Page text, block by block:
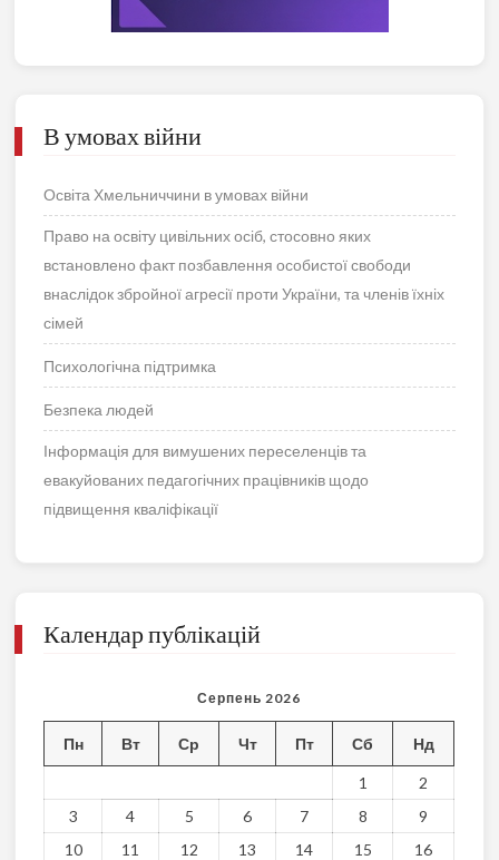
В умовах війни
Освіта Хмельниччини в умовах війни
Право на освіту цивільних осіб, стосовно яких
встановлено факт позбавлення особистої свободи
внаслідок збройної агресії проти України, та членів їхніх
сімей
Психологічна підтримка
Безпека людей
Інформація для вимушених переселенців та
евакуйованих педагогічних працівників щодо
підвищення кваліфікації
Календар публікацій
Серпень 2026
Пн Вт Ср Чт Пт Сб Нд
1
2
3
4 5 6 7 8
9
10
11 12 13 14 15
16